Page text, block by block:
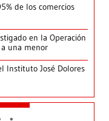
de los comercios
en la Operación
una menor
Instituto José Dolores